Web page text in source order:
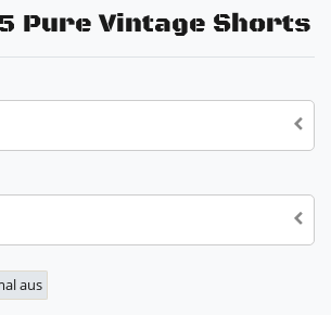
Pure Vintage Shorts
aus